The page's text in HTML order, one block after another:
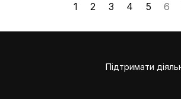
1 2 3 4 5 6
Підтримати